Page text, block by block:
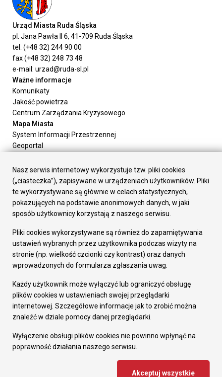
Urząd Miasta Ruda Śląska
pl. Jana Pawła II 6, 41-709 Ruda Śląska
tel. (+48 32) 244 90 00
fax (+48 32) 248 73 48
e-mail: urzad@ruda-sl.pl
Ważne informacje
Komunikaty
Jakość powietrza
Centrum Zarządzania Kryzysowego
Mapa Miasta
System Informacji Przestrzennej
Geoportal
Załatw sprawę
Prezydent Miasta
Rada Miasta
Wydziały
Elektroniczna Skrzynka Podawcza
Gospodarka
Fundusze europejskie
Środki krajowe
Oferty inwestycyjne
Pozostałe
Deklaracja dostępności
Dane osobowe
Dodaj opinię o witrynie
Nasz serwis internetowy wykorzystuje tzw. pliki cookies
(„ciasteczka”), zapisywane w urządzeniach użytkowników. Pliki
te wykorzystywane są głównie w celach statystycznych,
pokazujących na podstawie anonimowych danych, w jaki
sposób użytkownicy korzystają z naszego serwisu.
Pliki cookies wykorzystywane są również do zapamiętywania
ustawień wybranych przez użytkownika podczas wizyty na
stronie (np. wielkość czcionki czy kontrast) oraz danych
wprowadzonych do formularza zgłaszania uwag.
Każdy użytkownik może wyłączyć lub ograniczyć obsługę
plików cookies w ustawieniach swojej przeglądarki
internetowej. Szczegółowe informacje jak to zrobić można
znaleźć w dziale pomocy danej przeglądarki.
Wyłączenie obsługi plików cookies nie powinno wpłynąć na
poprawność działania naszego serwisu.
Akceptuj wszystkie